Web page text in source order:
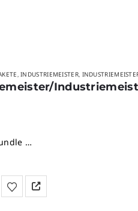
,INDUSTRIEMEISTER,
…